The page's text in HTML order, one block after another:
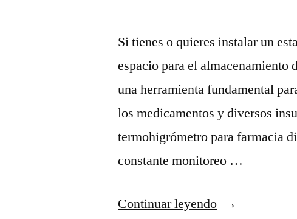
Si tienes o quieres instalar un
espacio para el almacenamiento
una herramienta fundamental
los medicamentos y diversos
termohigrómetro para farmacia
constante monitoreo …
Continuar leyendo“¿Por